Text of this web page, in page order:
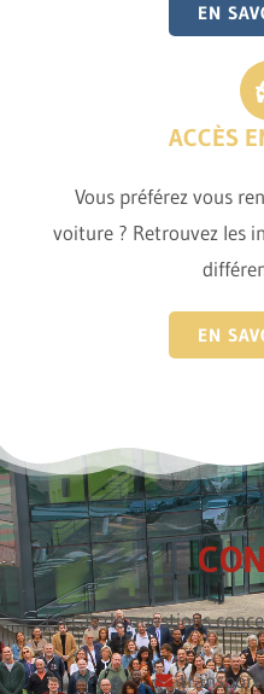
EN
ACCÈS
Vous préférez vous
voiture ? Retrouvez les
EN
En cas de questions